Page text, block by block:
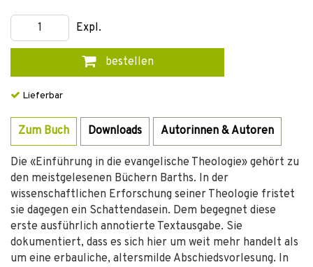
Expl.
bestellen
Lieferbar
Zum Buch Downloads Autorinnen & Autoren
Die «Einführung in die evangelische Theologie» gehört zu
den meistgelesenen Büchern Barths. In der
wissenschaftlichen Erforschung seiner Theologie fristet
sie dagegen ein Schattendasein. Dem begegnet diese
erste ausführlich annotierte Textausgabe. Sie
dokumentiert, dass es sich hier um weit mehr handelt als
um eine erbauliche, altersmilde Abschiedsvorlesung. In